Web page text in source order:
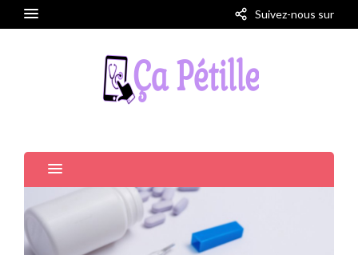
Suivez-nous sur